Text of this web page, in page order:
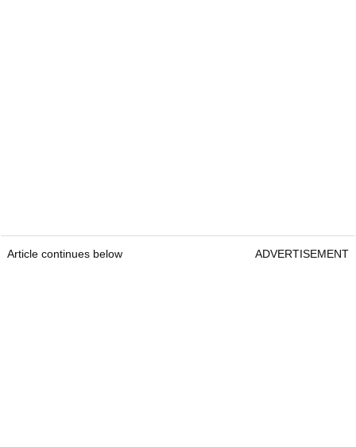
Article continues below ADVERTISEMENT